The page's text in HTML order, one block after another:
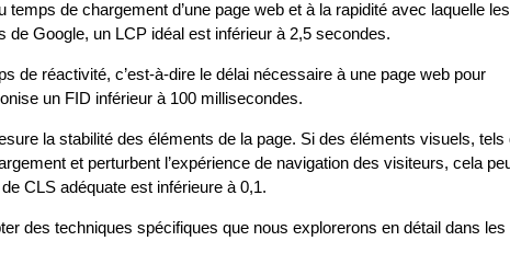
de chargement d’une page web et à la rapidité avec laquelle les
Google, un LCP idéal est inférieur à 2,5 secondes.
de réactivité, c’est-à-dire le délai nécessaire à une page web pour
un FID inférieur à 100 millisecondes.
la stabilité des éléments de la page. Si des éléments visuels, tels
et perturbent l’expérience de navigation des visiteurs, cela
CLS adéquate est inférieure à 0,1.
des techniques spécifiques que nous explorerons en détail dans les